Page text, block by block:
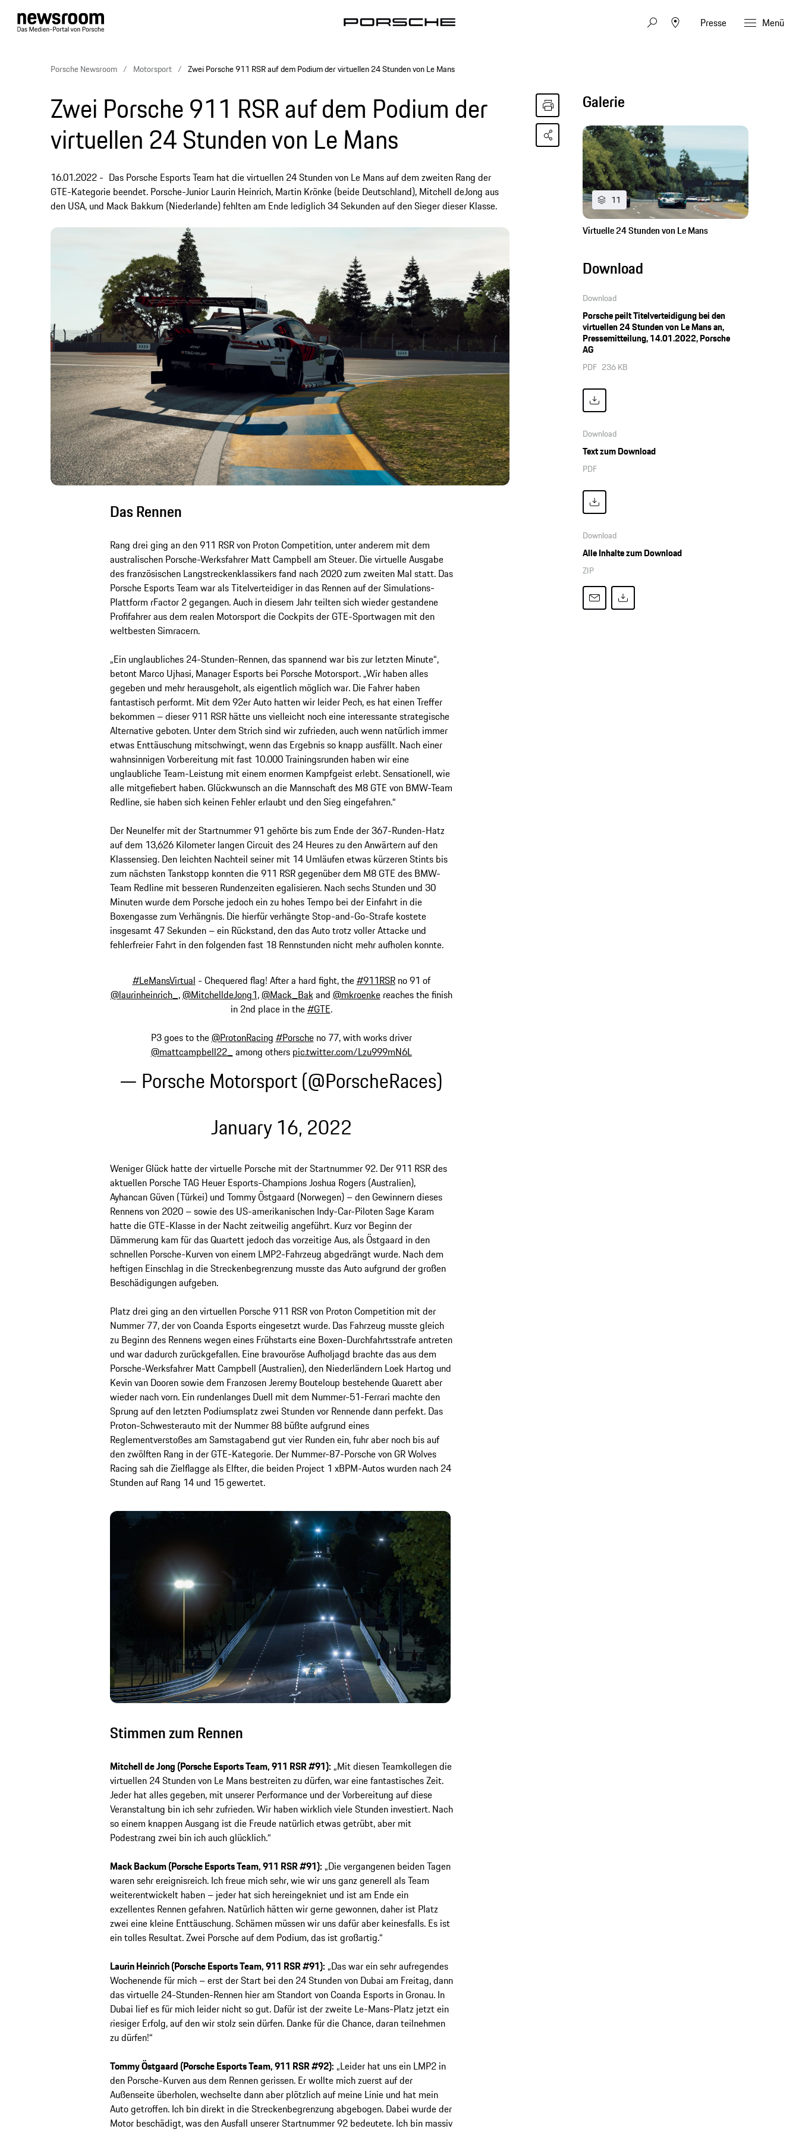
Presse Menü
Porsche Newsroom Motorsport Zwei Porsche 911 RSR auf dem Podium der virtuellen 24 Stunden von Le Mans
Zwei Porsche 911 RSR auf dem Podium der
virtuellen 24 Stunden von Le Mans
16.01.2022
Das Porsche Esports Team hat die virtuellen 24 Stunden von Le Mans auf dem zweiten Rang der
GTE-Kategorie beendet. Porsche-Junior Laurin Heinrich, Martin Krönke (beide Deutschland), Mitchell deJong aus
den USA, und Mack Bakkum (Niederlande) fehlten am Ende lediglich 34 Sekunden auf den Sieger dieser Klasse.
Das Rennen
Rang drei ging an den 911 RSR von Proton Competition, unter anderem mit dem
australischen Porsche-Werksfahrer Matt Campbell am Steuer. Die virtuelle Ausgabe
des französischen Langstreckenklassikers fand nach 2020 zum zweiten Mal statt. Das
Porsche Esports Team war als Titelverteidiger in das Rennen auf der Simulations-
Plattform rFactor 2 gegangen. Auch in diesem Jahr teilten sich wieder gestandene
Profifahrer aus dem realen Motorsport die Cockpits der GTE-Sportwagen mit den
weltbesten Simracern.
„Ein unglaubliches 24-Stunden-Rennen, das spannend war bis zur letzten Minute“,
betont Marco Ujhasi, Manager Esports bei Porsche Motorsport. „Wir haben alles
gegeben und mehr herausgeholt, als eigentlich möglich war. Die Fahrer haben
fantastisch performt. Mit dem 92er Auto hatten wir leider Pech, es hat einen Treffer
bekommen – dieser 911 RSR hätte uns vielleicht noch eine interessante strategische
Alternative geboten. Unter dem Strich sind wir zufrieden, auch wenn natürlich immer
etwas Enttäuschung mitschwingt, wenn das Ergebnis so knapp ausfällt. Nach einer
wahnsinnigen Vorbereitung mit fast 10.000 Trainingsrunden haben wir eine
unglaubliche Team-Leistung mit einem enormen Kampfgeist erlebt. Sensationell, wie
alle mitgefiebert haben. Glückwunsch an die Mannschaft des M8 GTE von BMW-Team
Redline, sie haben sich keinen Fehler erlaubt und den Sieg eingefahren.“
Der Neunelfer mit der Startnummer 91 gehörte bis zum Ende der 367-Runden-Hatz
auf dem 13,626 Kilometer langen Circuit des 24 Heures zu den Anwärtern auf den
Klassensieg. Den leichten Nachteil seiner mit 14 Umläufen etwas kürzeren Stints bis
zum nächsten Tankstopp konnten die 911 RSR gegenüber dem M8 GTE des BMW-
Team Redline mit besseren Rundenzeiten egalisieren. Nach sechs Stunden und 30
Minuten wurde dem Porsche jedoch ein zu hohes Tempo bei der Einfahrt in die
Boxengasse zum Verhängnis. Die hierfür verhängte Stop-and-Go-Strafe kostete
insgesamt 47 Sekunden – ein Rückstand, den das Auto trotz voller Attacke und
fehlerfreier Fahrt in den folgenden fast 18 Rennstunden nicht mehr aufholen konnte.
#LeMansVirtual - Chequered flag! After a hard fight, the#911RSRno 91 of
@laurinheinrich_,@MitchelldeJong1,@Mack_Bakand @mkroenkereaches the finish
in 2nd place in the#GTE.
P3 goes to the@ProtonRacing #Porscheno 77, with works driver
@mattcampbell22_among others pic.twitter.com/Lzu999mN6L
— Porsche Motorsport (@PorscheRaces)
January 16, 2022
Weniger Glück hatte der virtuelle Porsche mit der Startnummer 92. Der 911 RSR des
aktuellen Porsche TAG Heuer Esports-Champions Joshua Rogers (Australien),
Ayhancan Güven (Türkei) und Tommy Östgaard (Norwegen) – den Gewinnern dieses
Rennens von 2020 – sowie des US-amerikanischen Indy-Car-Piloten Sage Karam
hatte die GTE-Klasse in der Nacht zeitweilig angeführt. Kurz vor Beginn der
Dämmerung kam für das Quartett jedoch das vorzeitige Aus, als Östgaard in den
schnellen Porsche-Kurven von einem LMP2-Fahrzeug abgedrängt wurde. Nach dem
heftigen Einschlag in die Streckenbegrenzung musste das Auto aufgrund der großen
Beschädigungen aufgeben.
Platz drei ging an den virtuellen Porsche 911 RSR von Proton Competition mit der
Nummer 77, der von Coanda Esports eingesetzt wurde. Das Fahrzeug musste gleich
zu Beginn des Rennens wegen eines Frühstarts eine Boxen-Durchfahrtsstrafe antreten
und war dadurch zurückgefallen. Eine bravouröse Aufholjagd brachte das aus dem
Porsche-Werksfahrer Matt Campbell (Australien), den Niederländern Loek Hartog und
Kevin van Dooren sowie dem Franzosen Jeremy Bouteloup bestehende Quarett aber
wieder nach vorn. Ein rundenlanges Duell mit dem Nummer-51-Ferrari machte den
Sprung auf den letzten Podiumsplatz zwei Stunden vor Rennende dann perfekt. Das
Proton-Schwesterauto mit der Nummer 88 büßte aufgrund eines
Reglementverstoßes am Samstagabend gut vier Runden ein, fuhr aber noch bis auf
den zwölften Rang in der GTE-Kategorie. Der Nummer-87-Porsche von GR Wolves
Racing sah die Zielflagge als Elfter, die beiden Project 1 xBPM-Autos wurden nach 24
Stunden auf Rang 14 und 15 gewertet.
Stimmen zum Rennen
Mitchell de Jong (Porsche Esports Team, 911 RSR #91): „Mit diesen Teamkollegen die
virtuellen 24 Stunden von Le Mans bestreiten zu dürfen, war eine fantastisches Zeit.
Jeder hat alles gegeben, mit unserer Performance und der Vorbereitung auf diese
Veranstaltung bin ich sehr zufrieden. Wir haben wirklich viele Stunden investiert. Nach
so einem knappen Ausgang ist die Freude natürlich etwas getrübt, aber mit
Podestrang zwei bin ich auch glücklich.“
Mack Backum (Porsche Esports Team, 911 RSR #91): „Die vergangenen beiden Tagen
waren sehr ereignisreich. Ich freue mich sehr, wie wir uns ganz generell als Team
weiterentwickelt haben – jeder hat sich hereingekniet und ist am Ende ein
exzellentes Rennen gefahren. Natürlich hätten wir gerne gewonnen, daher ist Platz
zwei eine kleine Enttäuschung. Schämen müssen wir uns dafür aber keinesfalls. Es ist
ein tolles Resultat. Zwei Porsche auf dem Podium, das ist großartig.“
Laurin Heinrich (Porsche Esports Team, 911 RSR #91): „Das war ein sehr aufregendes
Wochenende für mich – erst der Start bei den 24 Stunden von Dubai am Freitag, dann
das virtuelle 24-Stunden-Rennen hier am Standort von Coanda Esports in Gronau. In
Dubai lief es für mich leider nicht so gut. Dafür ist der zweite Le-Mans-Platz jetzt ein
riesiger Erfolg, auf den wir stolz sein dürfen. Danke für die Chance, daran teilnehmen
zu dürfen!“
Tommy Östgaard (Porsche Esports Team, 911 RSR #92): „Leider hat uns ein LMP2 in
den Porsche-Kurven aus dem Rennen gerissen. Er wollte mich zuerst auf der
Außenseite überholen, wechselte dann aber plötzlich auf meine Linie und hat mein
Auto getroffen. Ich bin direkt in die Streckenbegrenzung abgebogen. Dabei wurde der
Motor beschädigt, was den Ausfall unserer Startnummer 92 bedeutete. Ich bin massiv
Galerie
11
Virtuelle 24 Stunden von Le Mans
Download
Download
Porsche peilt Titelverteidigung bei den
virtuellen 24 Stunden von Le Mans an,
Pressemitteilung, 14.01.2022, Porsche
AG
PDF 236 KB
Download
Text zum Download
PDF
Download
Alle Inhalte zum Download
ZIP